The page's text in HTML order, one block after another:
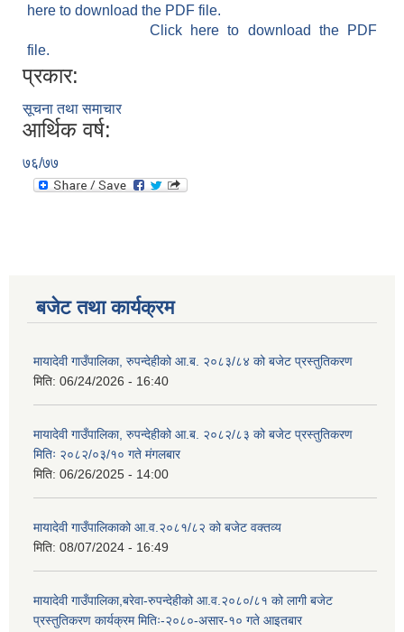
here to download the PDF file.
Click here to download the PDF
file.
प्रकार:
सूचना तथा समाचार
आर्थिक वर्ष:
७६/७७
बजेट तथा कार्यक्रम
मायादेवी गाउँपालिका, रुपन्देहीको आ.ब. २०८३/८४ को बजेट प्रस्तुतिकरण
मिति: 06/24/2026 - 16:40
मायादेवी गाउँपालिका, रुपन्देहीको आ.ब. २०८२/८३ को बजेट प्रस्तुतिकरण
मितिः २०८२/०३/१० गते मंगलबार
मिति: 06/26/2025 - 14:00
मायादेवी गाउँपालिकाको आ.व.२०८१/८२ को बजेट वक्तव्य
मिति: 08/07/2024 - 16:49
मायादेवी गाउँपालिका,बरेवा-रुपन्देहीको आ.व.२०८०/८१ को लागी बजेट
प्रस्तुतिकरण कार्यक्रम मितिः-२०८०-असार-१० गते आइतबार